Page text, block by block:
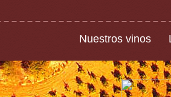
Nuestros vinos